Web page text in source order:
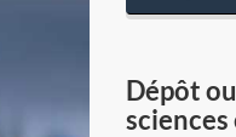
Dépôt